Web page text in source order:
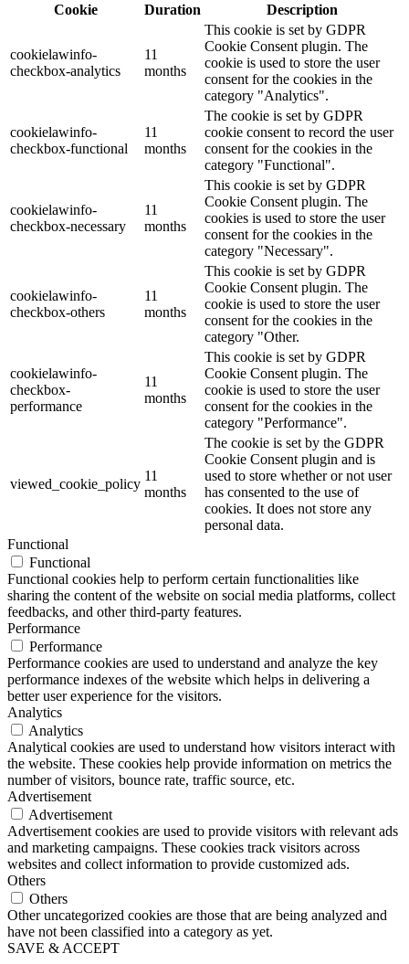
Cookie
Duration Description
cookielawinfo-
checkbox-analytics
11
months
This cookie is set by GDPR
Cookie Consent plugin. The
cookie is used to store the user
consent for the cookies in the
category "Analytics".
cookielawinfo-
checkbox-functional
11
months
The cookie is set by GDPR
cookie consent to record the user
consent for the cookies in the
category "Functional".
cookielawinfo-
checkbox-necessary
11
months
This cookie is set by GDPR
Cookie Consent plugin. The
cookies is used to store the user
consent for the cookies in the
category "Necessary".
cookielawinfo-
checkbox-others
11
months
This cookie is set by GDPR
Cookie Consent plugin. The
cookie is used to store the user
consent for the cookies in the
category "Other.
cookielawinfo-
checkbox-
performance
11
months
This cookie is set by GDPR
Cookie Consent plugin. The
cookie is used to store the user
consent for the cookies in the
category "Performance".
viewed_cookie_policy
11
months
The cookie is set by the GDPR
Cookie Consent plugin and is
used to store whether or not user
has consented to the use of
cookies. It does not store any
personal data.
Functional
Functional
Functional cookies help to perform certain functionalities like
sharing the content of the website on social media platforms, collect
feedbacks, and other third-party features.
Performance
Performance
Performance cookies are used to understand and analyze the key
performance indexes of the website which helps in delivering a
better user experience for the visitors.
Analytics
Analytics
Analytical cookies are used to understand how visitors interact with
the website. These cookies help provide information on metrics the
number of visitors, bounce rate, traffic source, etc.
Advertisement
Advertisement
Advertisement cookies are used to provide visitors with relevant ads
and marketing campaigns. These cookies track visitors across
websites and collect information to provide customized ads.
Others
Others
Other uncategorized cookies are those that are being analyzed and
have not been classified into a category as yet.
SAVE & ACCEPT